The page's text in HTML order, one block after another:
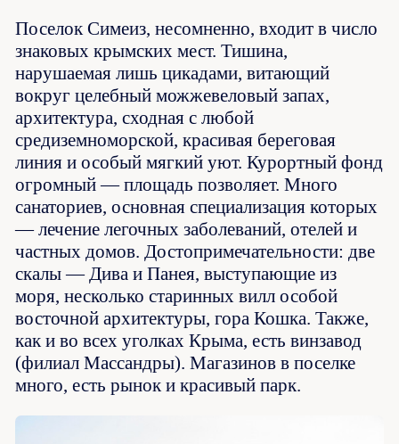
Поселок Симеиз, несомненно, входит в число
знаковых крымских мест. Тишина,
нарушаемая лишь цикадами, витающий
вокруг целебный можжевеловый запах,
архитектура, сходная с любой
средиземноморской, красивая береговая
линия и особый мягкий уют. Курортный фонд
огромный — площадь позволяет. Много
санаториев, основная специализация которых
— лечение легочных заболеваний, отелей и
частных домов. Достопримечательности: две
скалы — Дива и Панея, выступающие из
моря, несколько старинных вилл особой
восточной архитектуры, гора Кошка. Также,
как и во всех уголках Крыма, есть винзавод
(филиал Массандры). Магазинов в поселке
много, есть рынок и красивый парк.